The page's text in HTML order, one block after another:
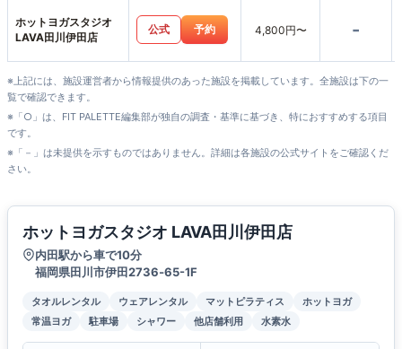
ホットヨガスタジオ
LAVA田川伊田店
公式 予約 4,800円〜 -
※上記には、施設運営者から情報提供のあった施設を掲載しています。全施設は下の一
覧で確認できます。
※「○」は、FIT PALETTE編集部が独自の調査・基準に基づき、特におすすめする項目
です。
※「－」は未提供を示すものではありません。詳細は各施設の公式サイトをご確認くだ
さい。
ホットヨガスタジオ LAVA田川伊田店
内田駅から車で10分
福岡県田川市伊田2736‐65-1F
タオルレンタル ウェアレンタル マットピラティス
ホットヨガ
常温ヨガ
駐車場 シャワー 他店舗利用 水素水